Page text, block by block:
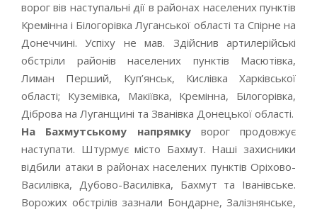
ворог вів наступальні дії в районах населених пунктів
Кремінна і Білогорівка Луганської області та Спірне на
Донеччині. Успіху не мав. Здійснив артилерійські
обстріли районів населених пунктів Масютівка,
Лиман Перший, Куп’янськ, Кислівка Харківської
області; Куземівка, Макіївка, Кремінна, Білогорівка,
Діброва на Луганщині та Званівка Донецької області.
На Бахмутському напрямкуворог продовжує
наступати. Штурмує місто Бахмут. Наші захисники
відбили атаки в районах населених пунктів Оріхово-
Василівка, Дубово-Василівка, Бахмут та Іванівське.
Ворожих обстрілів зазнали Бондарне, Залізнянське,